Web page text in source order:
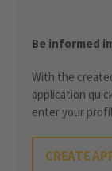
Be informed
With the
application
enter your
CREATE